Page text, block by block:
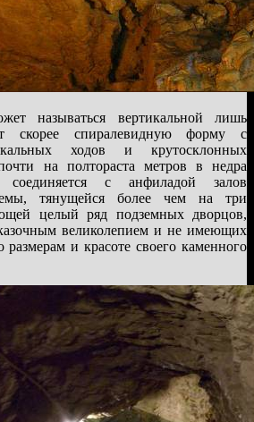
называться вертикальной лишь
скорее спиралевидную форму с
ходов и крутосклонных
на полтораста метров в недра
с анфиладой залов
тянущейся более чем на три
целый ряд подземных дворцов,
великолепием и не имеющих
и красоте своего каменного